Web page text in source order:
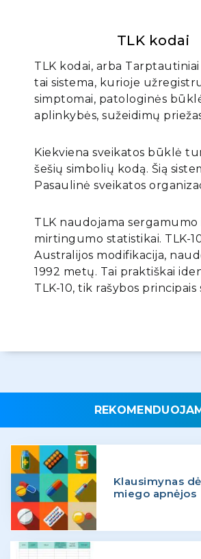
TLK kodai
TLK kodai, arba
tai sistema, kurioje
simptomai, patologinės
aplinkybės, sužeidimų
Kiekviena sveikatos būklė
šešių simbolių kodą. Šią
Pasaulinė sveikatos
TLK naudojama sergamumo
mirtingumo statistikai. TLK-
Australijos modifikacija,
1992 metų. Tai praktiškai
TLK-10, tik rašybos principais
Klausimynas
miego apnėjos